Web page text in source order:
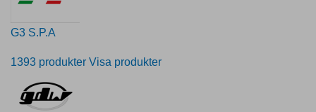
G3 S.P.A
1393 produkter Visa produkter